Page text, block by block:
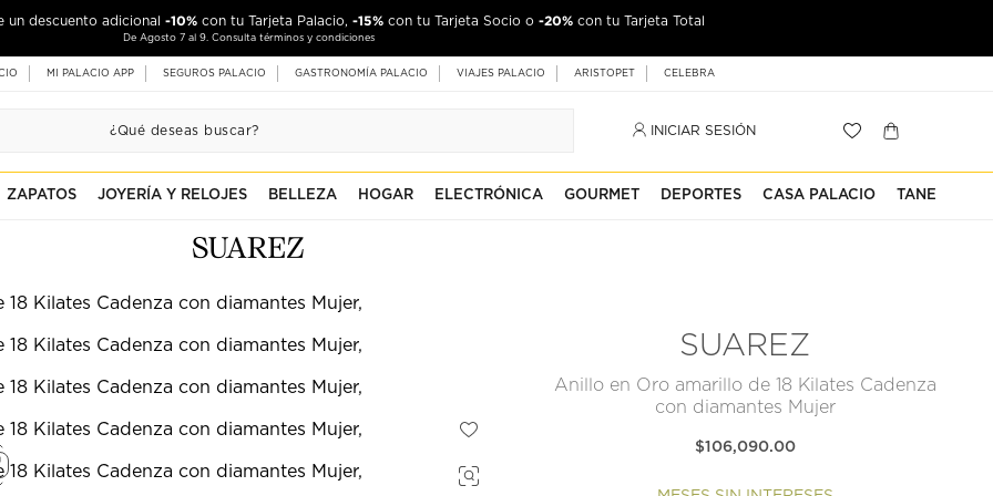
un descuento adicional -10% con tu Tarjeta Palacio, -15% con tu Tarjeta Socio o -20% con tu Tarjeta Total
De Agosto 7 al 9. Consulta términos y condiciones
MI PALACIO APP SEGUROS PALACIO GASTRONOMÍA PALACIO VIAJES PALACIO ARISTOPET CELEBRA
INICIAR SESIÓN
ZAPATOS JOYERÍA Y RELOJES BELLEZA HOGAR ELECTRÓNICA GOURMET DEPORTES CASA PALACIO TANE
SUAREZ
Anillo en Oro amarillo de 18 Kilates Cadenza
con diamantes Mujer
$106,090.00